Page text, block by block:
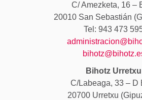
C/ Amezketa, 16 –
20010 San Sebastián
Tel: 943 473
Bihotz Urretxu
C/Labeaga, 33 – D
20700 Urretxu